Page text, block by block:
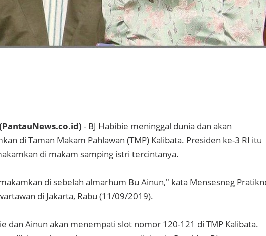
- BJ Habibie meninggal dunia dan akan
di Taman Makam Pahlawan (TMP) Kalibata. Presiden ke-3 RI itu
di makam samping istri tercintanya.
di sebelah almarhum Bu Ainun," kata Mensesneg
di Jakarta, Rabu (11/09/2019).
dan Ainun akan menempati slot nomor 120-121 di TMP Kalibata.